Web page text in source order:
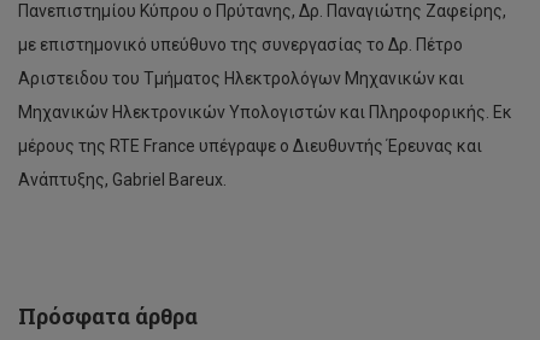
Πανεπιστημίου Κύπρου ο Πρύτανης, Δρ. Παναγιώτης Ζαφείρης,
με επιστημονικό υπεύθυνο της συνεργασίας το Δρ. Πέτρο
Αριστειδου του Τμήματος Ηλεκτρολόγων Μηχανικών και
Μηχανικών Ηλεκτρονικών Υπολογιστών και Πληροφορικής. Εκ
μέρους της RTE France υπέγραψε ο Διευθυντής Έρευνας και
Ανάπτυξης, Gabriel Bareux.
Πρόσφατα άρθρα
Εκδήλωση
για
την
επίδειξη
Αποβλήτων
Τεχνητού